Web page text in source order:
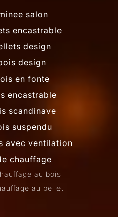
salon
encastrable
design
design
en fonte
encastrable
scandinave
suspendu
avec ventilation
chauffage
au bois
au pellet